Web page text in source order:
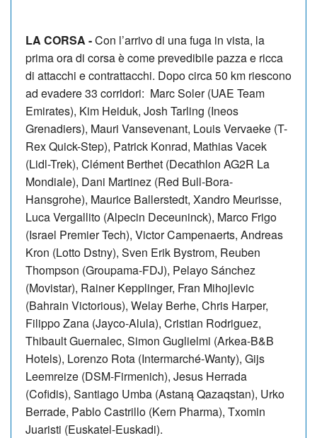
LA CORSA -Con l’arrivo di una fuga in vista, la
prima ora di corsa è come prevedibile pazza e ricca
di attacchi e contrattacchi. Dopo circa 50 km riescono
ad evadere 33 corridori: Marc Soler (UAE Team
Emirates), Kim Heiduk, Josh Tarling (Ineos
Grenadiers), Mauri Vansevenant, Louis Vervaeke (T-
Rex Quick-Step), Patrick Konrad, Mathias Vacek
(Lidl-Trek), Clément Berthet (Decathlon AG2R La
Mondiale), Dani Martinez (Red Bull-Bora-
Hansgrohe), Maurice Ballerstedt, Xandro Meurisse,
Luca Vergallito (Alpecin Deceuninck), Marco Frigo
(Israel Premier Tech), Victor Campenaerts, Andreas
Kron (Lotto Dstny), Sven Erik Bystrom, Reuben
Thompson (Groupama-FDJ), Pelayo Sánchez
(Movistar), Rainer Kepplinger, Fran Mihojlevic
(Bahrain Victorious), Welay Berhe, Chris Harper,
Filippo Zana (Jayco-Alula), Cristian Rodriguez,
Thibault Guernalec, Simon Guglielmi (Arkea-B&B
Hotels), Lorenzo Rota (Intermarché-Wanty), Gijs
Leemreize (DSM-Firmenich), Jesus Herrada
(Cofidis), Santiago Umba (Astaną Qazaqstan), Urko
Berrade, Pablo Castrillo (Kern Pharma), Txomin
Juaristi (Euskatel-Euskadi).